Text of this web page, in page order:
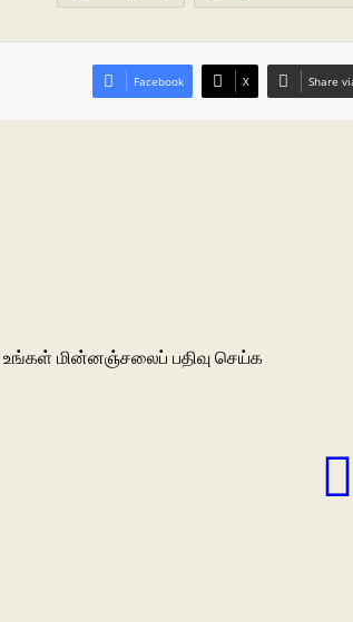
Facebook X Share
மின்னஞ்சலைப் பதிவு செய்க